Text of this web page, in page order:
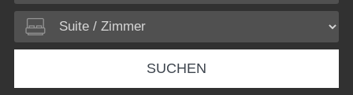
SUCHEN